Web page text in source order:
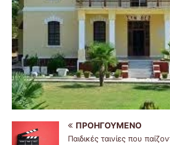
ΠΡΟΗΓΟΎΜΕΝΟ
Παιδικές ταινίες που